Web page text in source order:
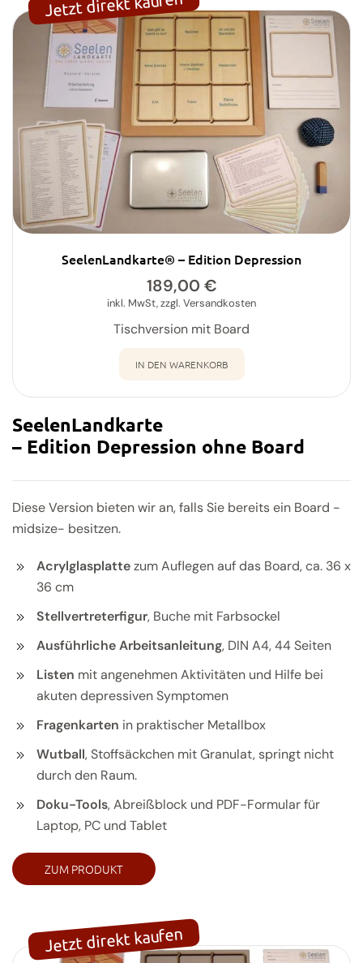
SeelenLandkarte® – Edition Depression
189,00 €
inkl. MwSt, zzgl. Versandkosten
Tischversion mit Board
IN DEN WARENKORB
SeelenLandkarte
– Edition Depression ohne Board
Diese Version bieten wir an, falls Sie bereits ein Board -
midsize- besitzen.
Acrylglasplattezum Auflegen auf das Board, ca. 36 x
36 cm
Stellvertreterfigur, Buche mit Farbsockel
Ausführliche Arbeitsanleitung, DIN A4, 44 Seiten
Listen mit angenehmen Aktivitäten und Hilfe bei
akuten depressiven Symptomen
Fragenkarten in praktischer Metallbox
Wutball, Stoffsäckchen mit Granulat, springt nicht
durch den Raum.
Doku-Tools, Abreißblock und PDF-Formular für
Laptop, PC und Tablet
ZUM PRODUKT
Jetzt direkt kaufen